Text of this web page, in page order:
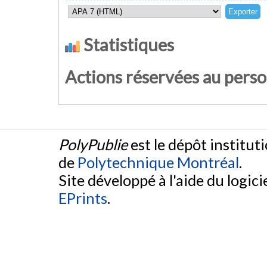
Statistiques
Actions réservées au
PolyPublieest le dépôt
de Polytechnique Montréal.
Site développé à l'aide du
EPrints.